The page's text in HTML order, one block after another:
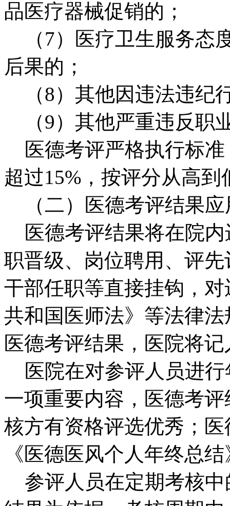
品医疗器械促销的；
（7）医疗卫生服务态
后果的；
（8）其他因违法违纪
（9）其他严重违反职
医德考评严格执行标准
超过15%，按评分从高
（二）医德考评结果应
医德考评结果将在院内
职晋级、岗位聘用、评
干部任职等直接挂钩，
共和国医师法》等法律
医德考评结果，医院将
医院在对参评人员进行
一项重要内容，医德考
核方有资格评选优秀；
《医德医风个人年终总
参评人员在定期考核中